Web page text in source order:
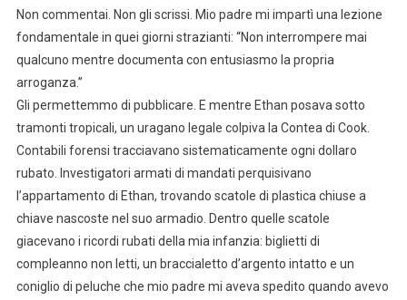
Non commentai. Non gli scrissi. Mio padre mi impartì una lezione
fondamentale in quei giorni strazianti: “Non interrompere mai
qualcuno mentre documenta con entusiasmo la propria
arroganza.”
Gli permettemmo di pubblicare. E mentre Ethan posava sotto
tramonti tropicali, un uragano legale colpiva la Contea di Cook.
Contabili forensi tracciavano sistematicamente ogni dollaro
rubato. Investigatori armati di mandati perquisivano
l’appartamento di Ethan, trovando scatole di plastica chiuse a
chiave nascoste nel suo armadio. Dentro quelle scatole
giacevano i ricordi rubati della mia infanzia: biglietti di
compleanno non letti, un braccialetto d’argento intatto e un
coniglio di peluche che mio padre mi aveva spedito quando avevo